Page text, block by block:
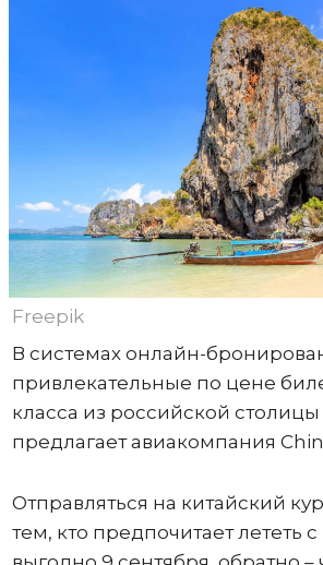
Freepik
В системах онлайн-
привлекательные по цене
класса из российской столицы
предлагает авиакомпания
Отправляться на китайский
тем, кто предпочитает лететь